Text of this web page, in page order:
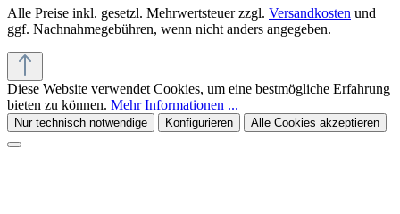
Alle Preise inkl. gesetzl. Mehrwertsteuer zzgl. Versandkosten und
ggf. Nachnahmegebühren, wenn nicht anders angegeben.
Diese Website verwendet Cookies, um eine bestmögliche Erfahrung
bieten zu können. Mehr Informationen ...
Nur technisch notwendige Konfigurieren Alle Cookies akzeptieren